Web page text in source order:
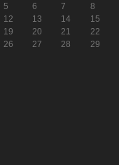
5 6 7 8
12 13 14 15
19 20 21 22
26 27 28 29